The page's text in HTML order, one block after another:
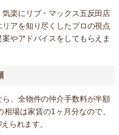
楽にリブ・マックス五反田店
アを知り尽くしたプロの視点
やアドバイスをしてもらえま
、全物件の仲介手数料が半額
場は家賃の1ヶ月分なので、
られます。